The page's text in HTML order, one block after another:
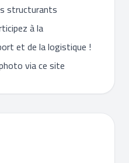
structurants
à la
et de la logistique !
via ce site